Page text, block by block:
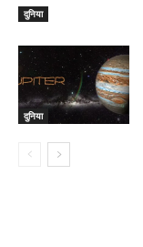
दुनिया
दुनिया